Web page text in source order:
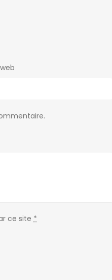
ce site *